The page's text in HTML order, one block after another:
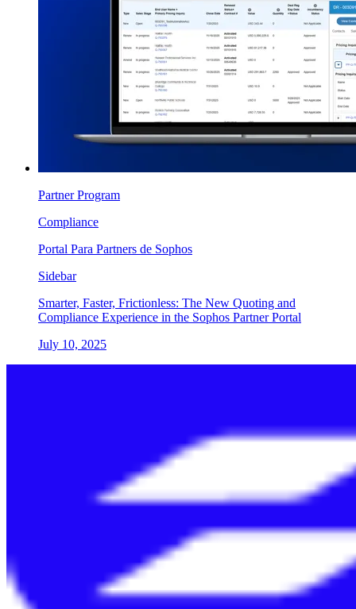
Partner Program
Compliance
Portal Para Partners de Sophos
Sidebar
Smarter, Faster, Frictionless: The New Quoting and
Compliance Experience in the Sophos Partner Portal
July 10, 2025